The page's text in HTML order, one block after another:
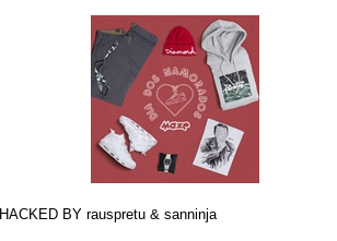
HACKED BY rauspretu & sanninja